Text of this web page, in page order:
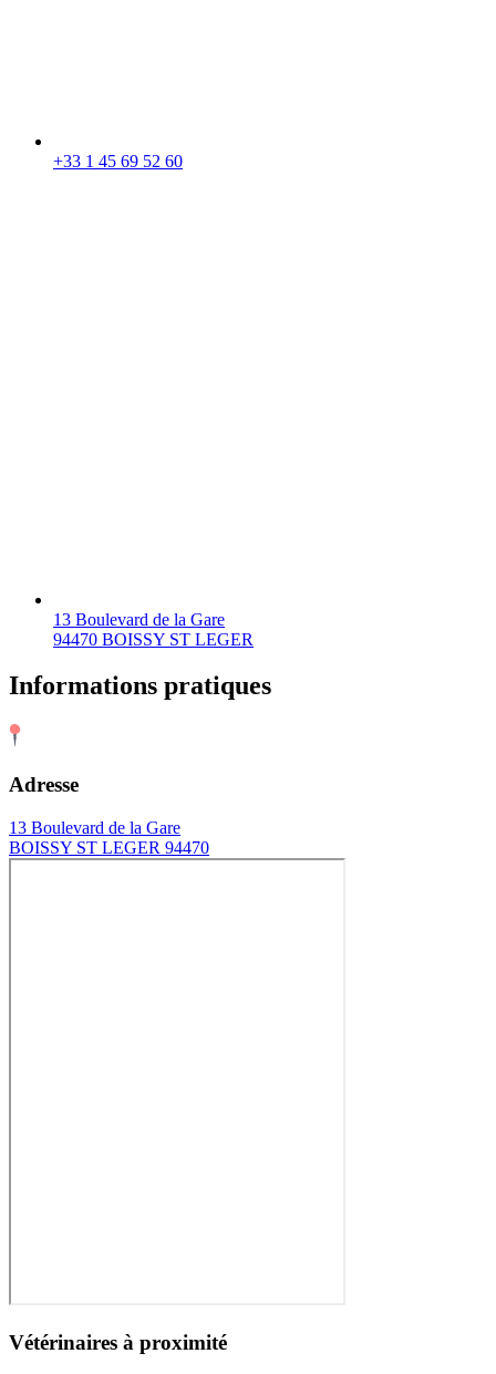
+33 1 45 69 52 60
13 Boulevard de la Gare
94470 BOISSY ST LEGER
Informations pratiques
Adresse
13 Boulevard de la Gare
BOISSY ST LEGER 94470
Vétérinaires à proximité